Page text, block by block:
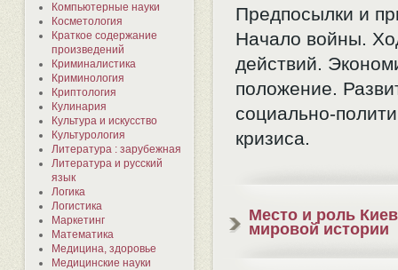
Компьютерные науки
Косметология
Краткое содержание
произведений
Криминалистика
Криминология
Криптология
Кулинария
Культура и искусство
Культурология
Литература : зарубежная
Литература и русский
язык
Логика
Логистика
Маркетинг
Математика
Медицина, здоровье
Медицинские науки
Предпосылки и
Начало войны.
действий.
положение.
социально-
кризиса.
Место и роль
мировой истории